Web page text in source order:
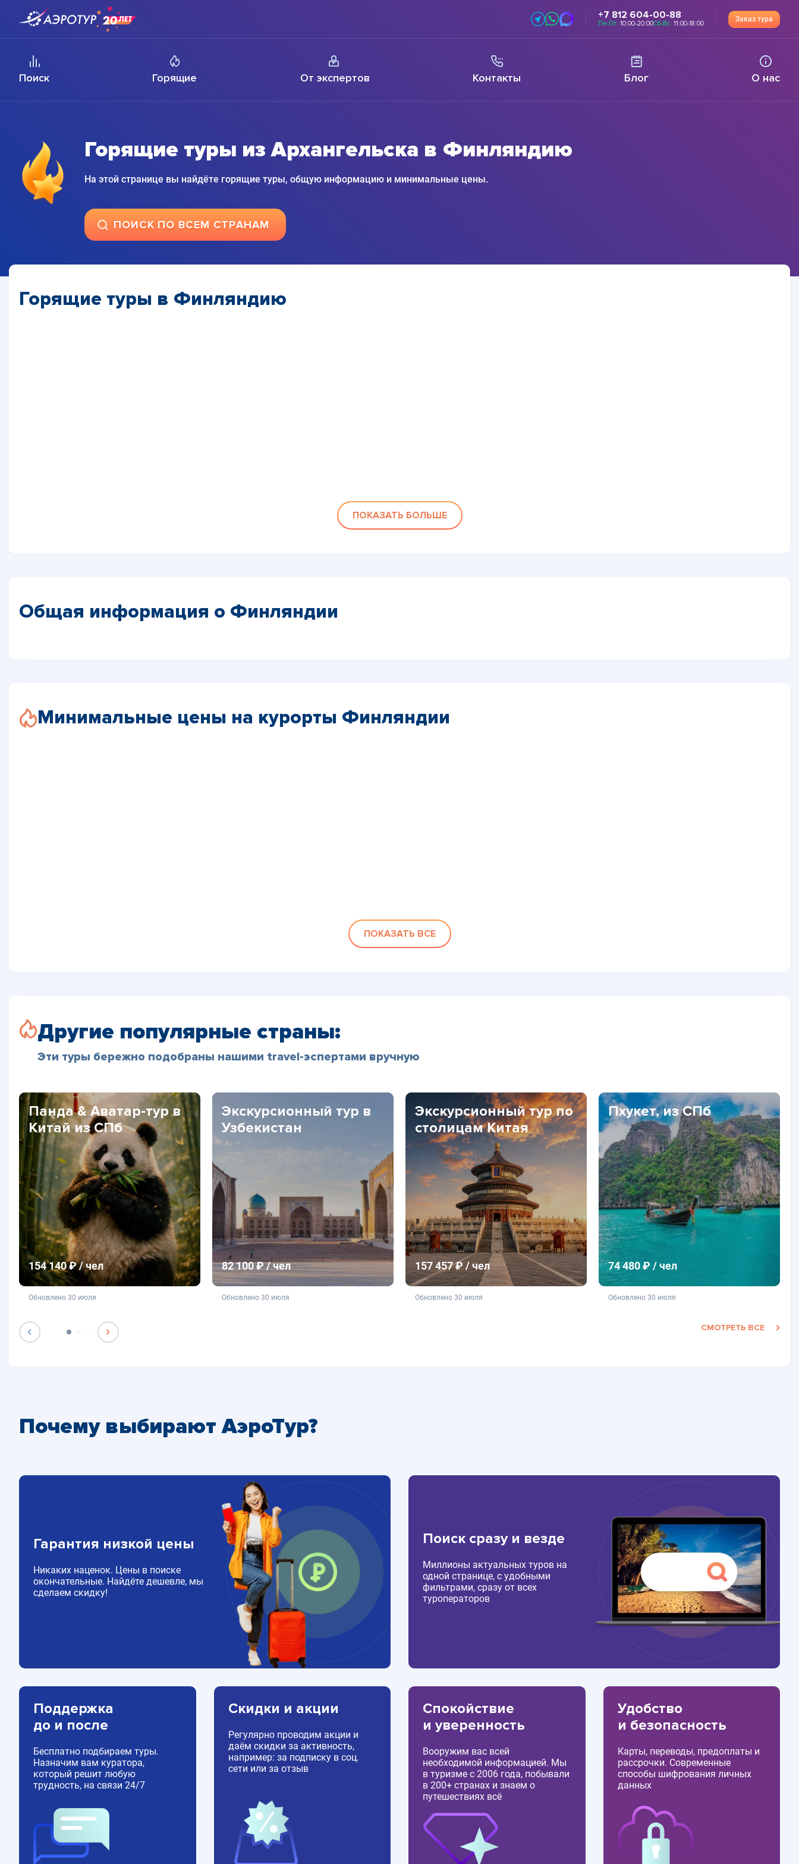
+7 812 604-00-88
Пн-Пт: 10:00-20:00Сб-Вс: 11:00-18:00
Заказ тура
Поиск Горящие От экспертов Контакты Блог О нас
Горящие туры из Архангельска в Финляндию
На этой странице вы найдёте горящие туры, общую информацию и минимальные цены.
ПОИСК ПО ВСЕМ СТРАНАМ
Горящие туры в Финляндию
ПОКАЗАТЬ БОЛЬШЕ
Общая информация о Финляндии
Минимальные цены на курорты Финляндии
ПОКАЗАТЬ ВСЕ
Другие популярные страны:
Эти туры бережно подобраны нашими travel-эспертами вручную
Панда & Аватар-тур в
Китай из СПб
154 140 ₽ / чел
не является публичной офертой
Обновлено 30 июля
Экскурсионный тур в
Узбекистан
82 100 ₽ / чел
не является публичной офертой
Обновлено 30 июля
Экскурсионный тур по
столицам Китая
157 457 ₽ / чел
не является публичной офертой
Обновлено 30 июля
Пхукет, из СПб
74 480 ₽ / чел
не является публичной офертой
Обновлено 30 июля
СМОТРЕТЬ ВСЕ
Почему выбирают АэроТур?
Гарантия низкой цены
Никаких наценок. Цены в поиске
окончательные. Найдёте дешевле, мы
сделаем скидку!
Поиск сразу и везде
Миллионы актуальных туров на
одной странице, с удобными
фильтрами, сразу от всех
туроператоров
Поддержка
до и после
Бесплатно подбираем туры.
Назначим вам куратора,
который решит любую
трудность, на связи 24/7
Скидки и акции
Регулярно проводим акции и
даём скидки за активность,
например: за подписку в соц.
сети или за отзыв
Спокойствие
и уверенность
Вооружим вас всей
необходимой информацией. Мы
в туризме с 2006 года, побывали
в 200+ странах и знаем о
путешествиях всё
Удобство
и безопасность
Карты, переводы, предоплаты и
рассрочки. Современные
способы шифрования личных
данных